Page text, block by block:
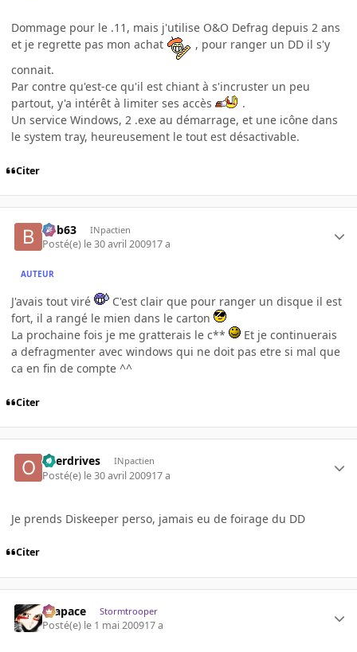
Dommage pour le .11, mais j'utilise O&O Defrag depuis 2 ans
et je regrette pas mon achat
, pour ranger un DD il s'y
connait.
Par contre qu'est-ce qu'il est chiant à s'incruster un peu
partout, y'a intérêt à limiter ses accès
.
Un service Windows, 2 .exe au démarrage, et une icône dans
le system tray, heureusement le tout est désactivable.
Citer
bob63 INpactien
Posté(e) le 30 avril 200917 a
AUTEUR
J'avais tout viré
C'est clair que pour ranger un disque il est
fort, il a rangé le mien dans le carton
La prochaine fois je me gratterais le c**
Et je continuerais
a defragmenter avec windows qui ne doit pas etre si mal que
ca en fin de compte ^^
Citer
overdrives INpactien
Posté(e) le 30 avril 200917 a
Je prends Diskeeper perso, jamais eu de foirage du DD
Citer
Krapace Stormtrooper
Posté(e) le 1 mai 200917 a